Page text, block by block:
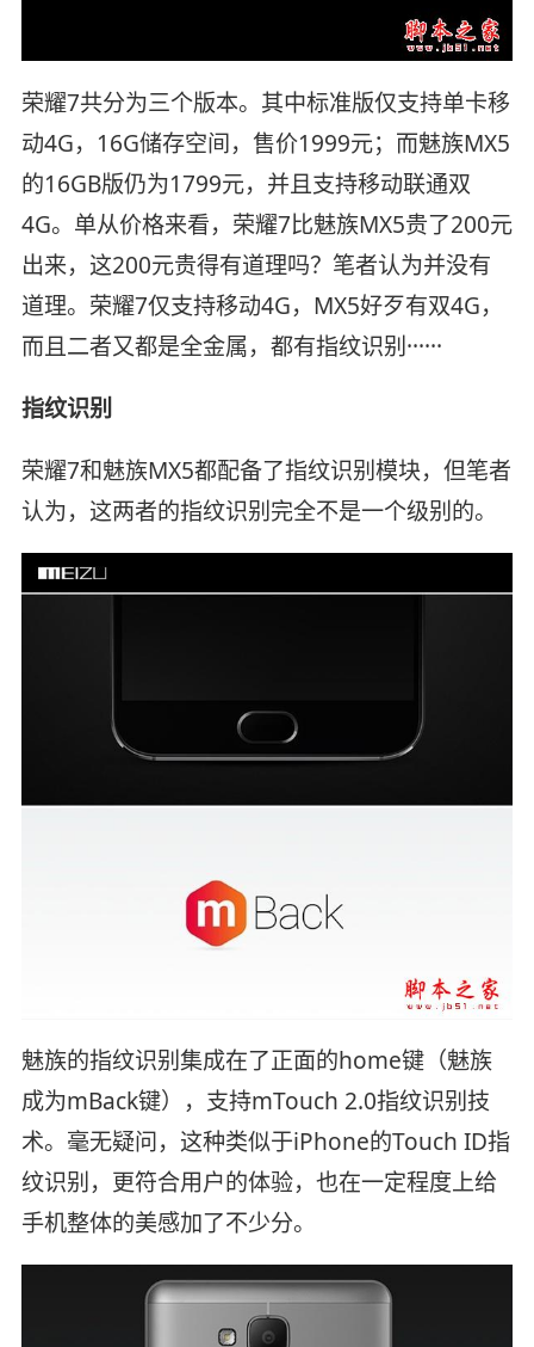
荣耀7共分为三个版本。其中标准版仅支持单卡移
动4G，16G储存空间，售价1999元；而魅族MX5
的16GB版仍为1799元，并且支持移动联通双
4G。单从价格来看，荣耀7比魅族MX5贵了200元
出来，这200元贵得有道理吗？笔者认为并没有
道理。荣耀7仅支持移动4G，MX5好歹有双4G，
而且二者又都是全金属，都有指纹识别······
指纹识别
荣耀7和魅族MX5都配备了指纹识别模块，但笔者
认为，这两者的指纹识别完全不是一个级别的。
魅族的指纹识别集成在了正面的home键（魅族
成为mBack键），支持mTouch 2.0指纹识别技
术。毫无疑问，这种类似于iPhone的Touch ID指
纹识别，更符合用户的体验，也在一定程度上给
手机整体的美感加了不少分。